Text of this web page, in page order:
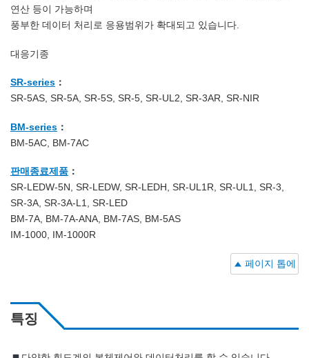
연산 등이 가능하며
풍부한 데이터 처리로 응용범위가 확대되고 있습니다.
대응기종
SR-series ：
SR-5AS, SR-5A, SR-5S, SR-5, SR-UL2, SR-3AR, SR-NIR
BM-series ：
BM-5AC, BM-7AC
판매종료제품 ：
SR-LEDW-5N, SR-LEDW, SR-LEDH, SR-UL1R, SR-UL1, SR-3,
SR-3A, SR-3A-L1, SR-LED
BM-7A, BM-7A-ANA, BM-7AS, BM-5AS
IM-1000, IM-1000R
페이지 톱에
특징